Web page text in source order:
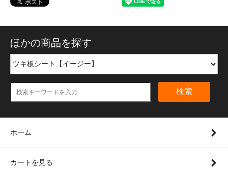
ほかの商品を探す
検索
ホーム
カートを見る